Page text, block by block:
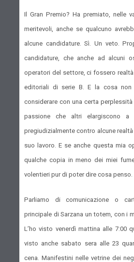
Il Gran Premio? Ha premiato, nelle
meritevoli, anche se qualcuno
alcune candidature. Sì. Un veto.
candidature, che anche ad alcuni
operatori del settore, ci fossero
editoriali di serie B. E la cosa
considerare con una certa
passione che altri elargiscono
pregiudizialmente contro alcune
suo lavoro. E se anche questa mia
qualche copia in meno dei miei
volentieri pur di poter dire cosa penso.
Parliamo di comunicazione o
principale di Sarzana un totem, con i
L’ho visto venerdì mattina alle 7:00
visto anche sabato sera alle 23
cena. Manifestini nelle vetrine dei